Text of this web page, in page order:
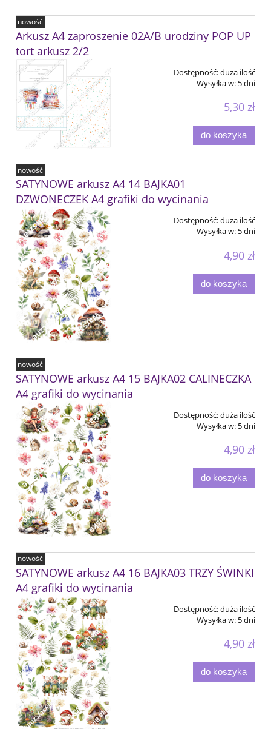
Arkusz A4 zaproszenie 02A/B urodziny POP UP
tort arkusz 2/2
Dostępność:duża ilość
Wysyłka w: 5 dni
5,30 zł
do koszyka
nowość
SATYNOWE arkusz A4 14 BAJKA01
DZWONECZEK A4 grafiki do wycinania
Dostępność:duża ilość
Wysyłka w: 5 dni
4,90 zł
do koszyka
nowość
SATYNOWE arkusz A4 15 BAJKA02 CALINECZKA
A4 grafiki do wycinania
Dostępność:duża ilość
Wysyłka w: 5 dni
4,90 zł
do koszyka
nowość
SATYNOWE arkusz A4 16 BAJKA03 TRZY ŚWINKI
A4 grafiki do wycinania
Dostępność:duża ilość
Wysyłka w: 5 dni
4,90 zł
do koszyka
nowość